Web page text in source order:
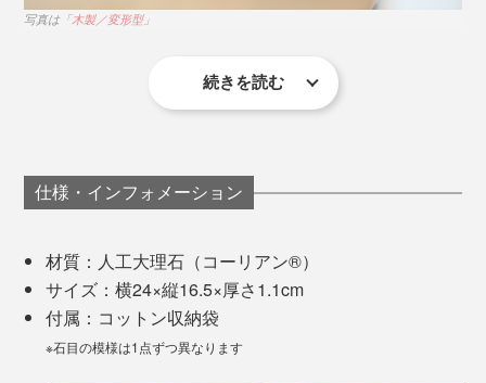
木製のものと違い、水や油が染み込むことがなく、ナイ
たら漂白剤で落とせます。
食品衛生法・食品、添加物などの規格基準（昭和34年厚
生省告示第370号）に適合しており、安心して長く使い
続けられます。
写真は「木製／変形型」
族や親しい仲間、そして自分をもてなすための「盛り上
げ演出アイテム」だと思います。
実際に「木製／変形型」は、「フェルミエ愛宕店」内の
カフェでもチーズを盛り付けてサーブされるとか。
3種類のうちひとつを選ぶのは悩ましいところですが、
続きを読む
仕様・インフォメーション
材質：人工大理石（コーリアン®）
サイズ：横24×縦16.5×厚さ1.1cm
付属：コットン収納袋
※石目の模様は1点ずつ異なります